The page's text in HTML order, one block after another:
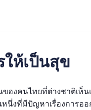
ให้เป็นสุข
ของคนไทยที่ต่างชาติเห็
นึ่งที่มีปัญหาเรื่องการอ